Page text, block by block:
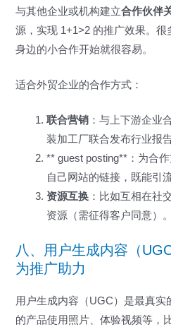
与其他企业或机构建立合作伙伴
源，实现 1+1>2 的推广效果。
身边的小合作开始就很容易。
适合外贸企业的合作方式：
联合营销 ：与上下游企业
装加工厂联合发布行业报
** guest posting**：为合
自己网站的链接，既能引
资源互换 ：比如互相在社
资源（需征得客户同意）。
八、用户生成内容（
为推广助力
用户生成内容（UGC）是最真实
的产品使用照片、体验视频等，